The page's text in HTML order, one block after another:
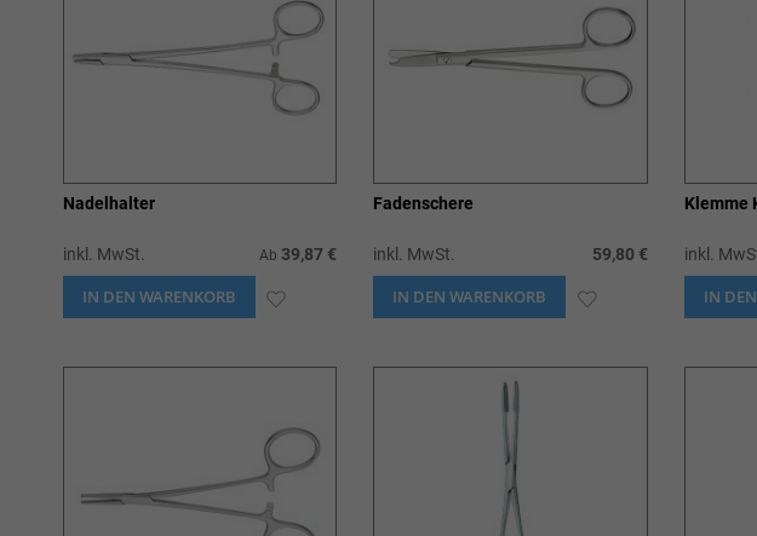
Nadelhalter
inkl. MwSt. Ab39,87 €
IN DEN WARENKORB
Fadenschere
inkl. MwSt. 59,80 €
IN DEN WARENKORB ZUR
Klemme
inkl.
IN